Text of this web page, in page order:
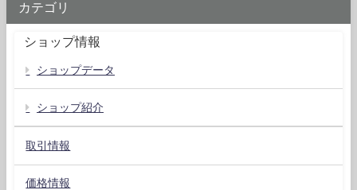
カテゴリ
ショップ情報
ショップデータ
ショップ紹介
取引情報
価格情報